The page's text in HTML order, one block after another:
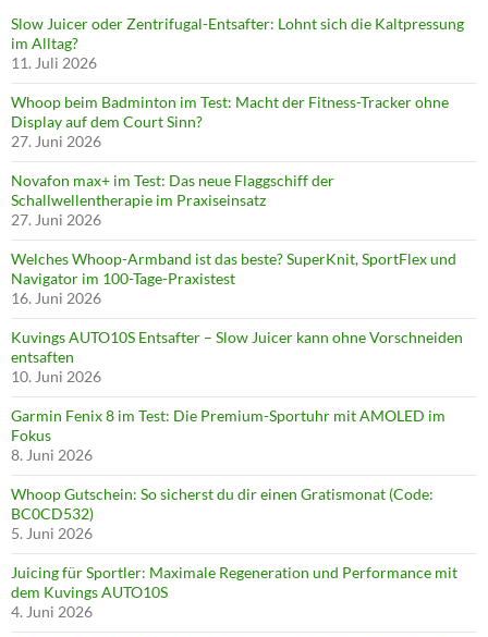
Slow Juicer oder Zentrifugal-Entsafter: Lohnt sich die Kaltpressung
im Alltag?
11. Juli 2026
Whoop beim Badminton im Test: Macht der Fitness-Tracker ohne
Display auf dem Court Sinn?
27. Juni 2026
Novafon max+ im Test: Das neue Flaggschiff der
Schallwellentherapie im Praxiseinsatz
27. Juni 2026
Welches Whoop-Armband ist das beste? SuperKnit, SportFlex und
Navigator im 100-Tage-Praxistest
16. Juni 2026
Kuvings AUTO10S Entsafter – Slow Juicer kann ohne Vorschneiden
entsaften
10. Juni 2026
Garmin Fenix 8 im Test: Die Premium-Sportuhr mit AMOLED im
Fokus
8. Juni 2026
Whoop Gutschein: So sicherst du dir einen Gratismonat (Code:
BC0CD532)
5. Juni 2026
Juicing für Sportler: Maximale Regeneration und Performance mit
dem Kuvings AUTO10S
4. Juni 2026